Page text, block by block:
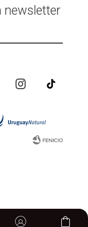
newsletter

Fenicio